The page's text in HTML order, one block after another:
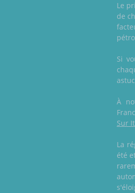
Le
de
Si
À
Sur
La
été